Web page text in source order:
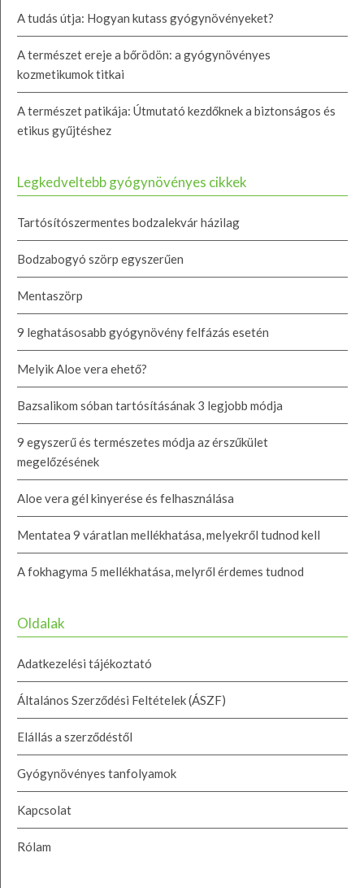
A tudás útja: Hogyan kutass gyógynövényeket?
A természet ereje a bőrödön: a gyógynövényes
kozmetikumok titkai
A természet patikája: Útmutató kezdőknek a biztonságos és
etikus gyűjtéshez
Legkedveltebb gyógynövényes cikkek
Tartósítószermentes bodzalekvár házilag
Bodzabogyó szörp egyszerűen
Mentaszörp
9 leghatásosabb gyógynövény felfázás esetén
Melyik Aloe vera ehető?
Bazsalikom sóban tartósításának 3 legjobb módja
9 egyszerű és természetes módja az érszűkület
megelőzésének
Aloe vera gél kinyerése és felhasználása
Mentatea 9 váratlan mellékhatása, melyekről tudnod kell
A fokhagyma 5 mellékhatása, melyről érdemes tudnod
Oldalak
Adatkezelési tájékoztató
Általános Szerződési Feltételek (ÁSZF)
Elállás a szerződéstől
Gyógynövényes tanfolyamok
Kapcsolat
Rólam